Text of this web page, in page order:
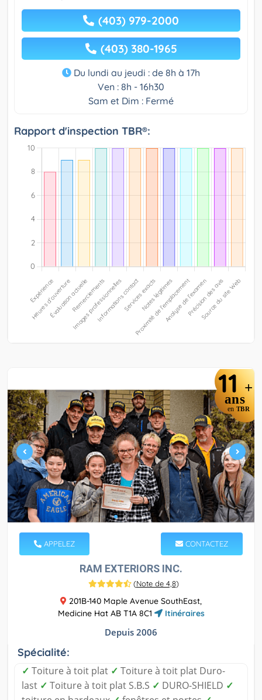
(403) 979-2000
(403) 380-1965
Du lundi au jeudi : de 8h à 17h
Ven : 8h - 16h30
Sam et Dim : Fermé
Rapport d'inspection TBR®:
11 +
ans
en TBR
APPELEZ CONTACTEZ
RAM EXTERIORS INC.
(Note de 4,8)
201B-140 Maple Avenue SouthEast,
Medicine Hat AB T1A 8C1
Itinéraires
Depuis 2006
Spécialité:
✓ Toiture à toit plat ✓ Toiture à toit plat Duro-
last ✓ Toiture à toit plat S.B.S ✓ DURO-SHIELD ✓